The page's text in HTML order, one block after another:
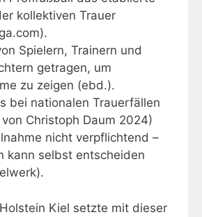
kollektiven Trauer
Spielern, Trainern und
getragen, um
zu zeigen (ebd.).
bei nationalen Trauerfällen
von Christoph Daum 2024)
nicht verpflichtend –
kann selbst entscheiden
Kiel setzte mit dieser